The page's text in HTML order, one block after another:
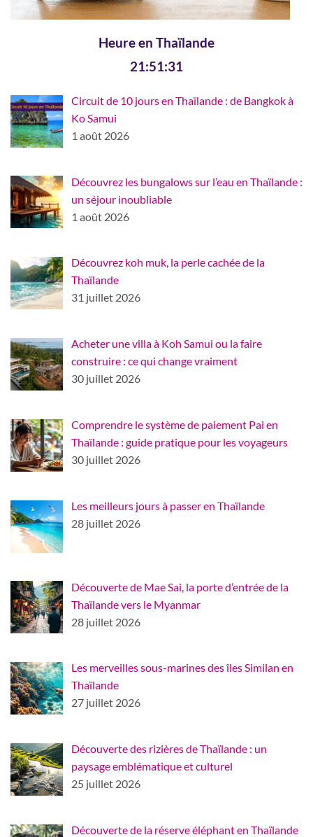
Heure en Thaïlande
21:51:32
Circuit de 10 jours en Thaïlande : de Bangkok à
Ko Samui
1 août 2026
Découvrez les bungalows sur l’eau en Thaïlande :
un séjour inoubliable
1 août 2026
Découvrez koh muk, la perle cachée de la
Thaïlande
31 juillet 2026
Acheter une villa à Koh Samui ou la faire
construire : ce qui change vraiment
30 juillet 2026
Comprendre le système de paiement Pai en
Thaïlande : guide pratique pour les voyageurs
30 juillet 2026
Les meilleurs jours à passer en Thaïlande
28 juillet 2026
Découverte de Mae Sai, la porte d’entrée de la
Thaïlande vers le Myanmar
28 juillet 2026
Les merveilles sous-marines des îles Similan en
Thaïlande
27 juillet 2026
Découverte des rizières de Thaïlande : un
paysage emblématique et culturel
25 juillet 2026
Découverte de la réserve éléphant en Thaïlande